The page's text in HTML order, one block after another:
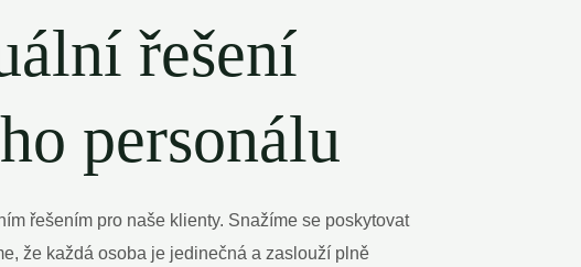
řešení
personálu
řešením pro naše klienty. Snažíme se poskytovat
že každá osoba je jedinečná a zaslouží plně